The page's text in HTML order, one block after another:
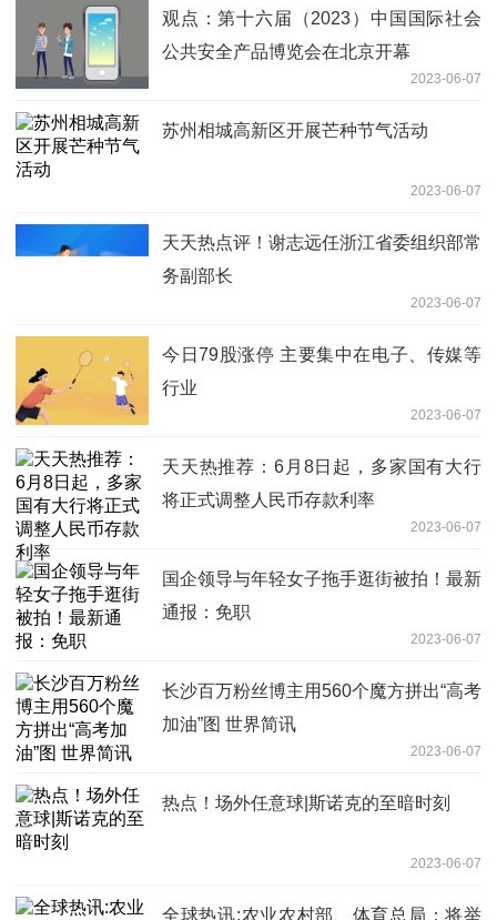
观点：第十六届（2023）中国国际社会
公共安全产品博览会在北京开幕
2023-06-07
苏州相城高新区开展芒种节气活动
2023-06-07
天天热点评！谢志远任浙江省委组织部常
务副部长
2023-06-07
今日79股涨停 主要集中在电子、传媒等
行业
2023-06-07
天天热推荐：6月8日起，多家国有大行
将正式调整人民币存款利率
2023-06-07
国企领导与年轻女子拖手逛街被拍！最新
通报：免职
2023-06-07
长沙百万粉丝博主用560个魔方拼出“高考
加油”图 世界简讯
2023-06-07
热点！场外任意球|斯诺克的至暗时刻
2023-06-07
全球热讯:农业农村部、体育总局：将举